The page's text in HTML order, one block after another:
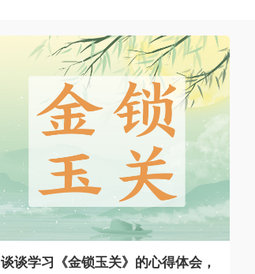
谈谈学习《金锁玉关》的心得体会，